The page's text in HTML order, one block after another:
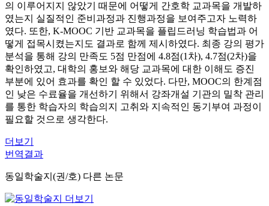
의 이루어지지 않았기 때문에 어떻게 간호학 교과목을 개발하
였는지 실질적인 준비과정과 진행과정을 보여주고자 노력하
였다. 또한, K-MOOC 기반 교과목을 플립드러닝 학습법과 어
떻게 접목시켰는지도 결과로 함께 제시하였다. 최종 강의 평가
분석을 통해 강의 만족도 5점 만점에 4.8점(1차), 4.7점(2차)을
확인하였고, 대학의 홍보와 해당 교과목에 대한 이해도 증진
부분에 있어 효과를 확인 할 수 있었다. 다만, MOOC의 한계점
인 낮은 수료율을 개선하기 위해서 강좌개설 기관의 밀착 관리
를 통한 학습자의 학습의지 고취와 지속적인 동기부여 과정이
필요할 것으로 생각한다.
더보기
번역결과
동일학술지(권/호) 다른 논문